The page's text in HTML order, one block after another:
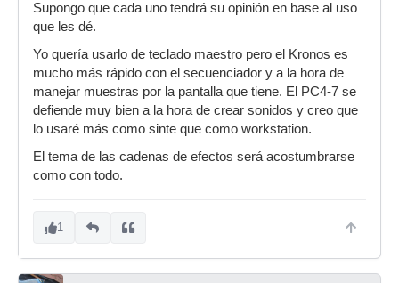
Supongo que cada uno tendrá su opinión en base al uso
que les dé.
Yo quería usarlo de teclado maestro pero el Kronos es
mucho más rápido con el secuenciador y a la hora de
manejar muestras por la pantalla que tiene. El PC4-7 se
defiende muy bien a la hora de crear sonidos y creo que
lo usaré más como sinte que como workstation.
El tema de las cadenas de efectos será acostumbrarse
como con todo.
1